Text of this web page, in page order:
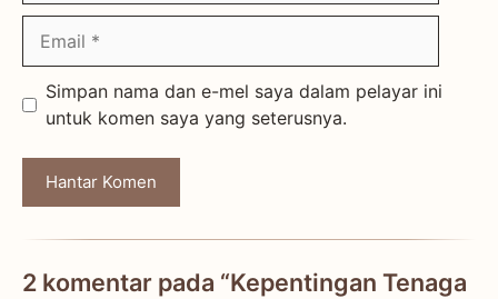
Simpan nama dan e-mel saya dalam pelayar ini
untuk komen saya yang seterusnya.
2 komentar pada “Kepentingan Tenaga